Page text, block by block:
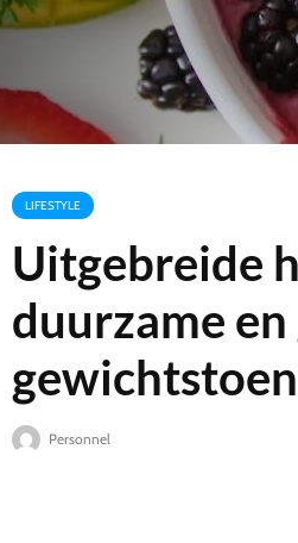
LIFESTYLE
Uitgebreide
duurzame
Personnel